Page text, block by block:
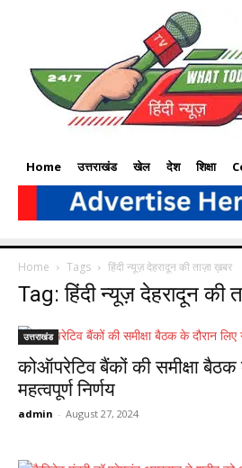
Home उत्तराखंड खेल देश शिक्षा
Home Tags हिंदी न्यूज़ देहरादून की ताज़ा ख़बर
Tag: हिंदी न्यूज़ देहरादून की
उत्तराखंड
कोऑपरेटिव बैंकों की समीक्षा बैठक
महत्वपूर्ण निर्णय
admin - August 27, 2024